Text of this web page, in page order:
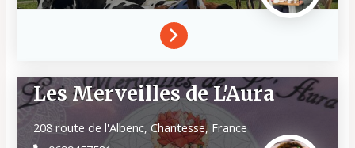
Les Merveilles de L'Aura
208 route de l'Albenc, Chantesse, France